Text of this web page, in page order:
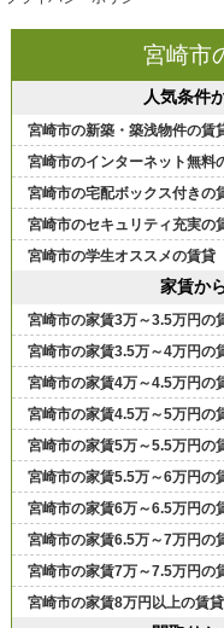
宮崎市
人気条件
宮崎市の新築・築浅物件の賃
宮崎市のインターネット無料
宮崎市の宅配ボックス付きの
宮崎市のセキュリティ充実の
宮崎市の学生オススメの賃貸
家賃か
宮崎市の家賃3万～3.5万円の
宮崎市の家賃3.5万～4万円の
宮崎市の家賃4万～4.5万円の
宮崎市の家賃4.5万～5万円の
宮崎市の家賃5万～5.5万円の
宮崎市の家賃5.5万～6万円の
宮崎市の家賃6万～6.5万円の
宮崎市の家賃6.5万～7万円の
宮崎市の家賃7万～7.5万円の
宮崎市の家賃8万円以上の賃貸